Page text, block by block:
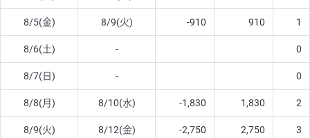
8/5(金) 8/9(火) -910 910 1
8/6(土) - 0
8/7(日) - 0
8/8(月) 8/10(水) -1,830 1,830 2
8/9(火) 8/12(金) -2,750 2,750 3